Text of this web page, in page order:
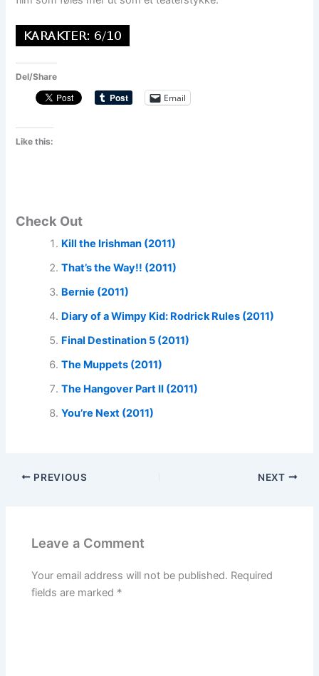
Del/Share
Email
Like this:
Check Out
Kill the Irishman (2011)
That’s the Way!! (2011)
Bernie (2011)
Diary of a Wimpy Kid: Rodrick Rules (2011)
Final Destination 5 (2011)
The Muppets (2011)
The Hangover Part II (2011)
You’re Next (2011)
PREVIOUS NEXT
Leave a Comment
Your email address will not be published. Required
fields are marked *